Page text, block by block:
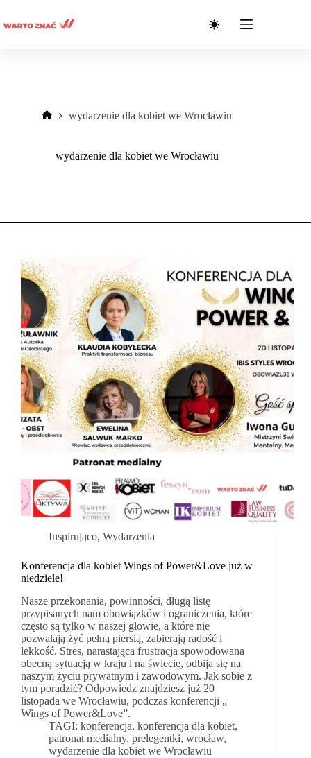
treści
wydarzenie dla kobiet we Wrocławiu
wydarzenie dla kobiet we Wrocławiu
Inspirująco, Wydarzenia
Konferencja dla kobiet Wings of Power&Love już w
niedziele!
Nasze przekonania, powinności, długą listę
przypisanych nam obowiązków i ograniczenia, które
często są tylko w naszej głowie, a które nie
pozwalają żyć pełną piersią, zabierają radość i
lekkość. Stres, narastająca frustracja spowodowana
obecną sytuacją w kraju i na świecie, odbija się na
naszym życiu prywatnym i zawodowym. Jak sobie z
tym poradzić? Odpowiedz znajdziesz już 20
listopada we Wrocławiu, podczas konferencji „
Wings of Power&Love”.
TAGI: konferencja,konferencja dla kobiet,
patronat medialny, prelegentki, wrocław,
wydarzenie dla kobiet we Wrocławiu